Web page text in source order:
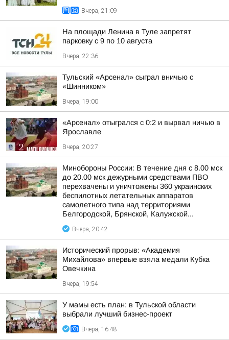
Вчера, 21:09
На площади Ленина в Туле запретят
парковку с 9 по 10 августа
Вчера, 22:36
Тульский «Арсенал» сыграл вничью с
«Шинником»
Вчера, 19:00
«Арсенал» отыгрался с 0:2 и вырвал ничью в
Ярославле
Вчера, 20:27
Минобороны России: В течение дня с 8.00 мск
до 20.00 мск дежурными средствами ПВО
перехвачены и уничтожены 360 украинских
беспилотных летательных аппаратов
самолетного типа над территориями
Белгородской, Брянской, Калужской...
Вчера, 20:42
Исторический прорыв: «Академия
Михайлова» впервые взяла медали Кубка
Овечкина
Вчера, 19:54
У мамы есть план: в Тульской области
выбрали лучший бизнес-проект
Вчера, 16:48